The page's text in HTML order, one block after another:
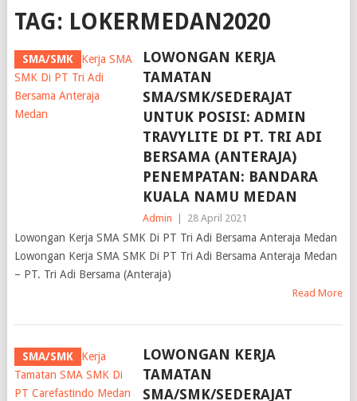
TAG: LOKERMEDAN2020
SMA/SMK
LOWONGAN KERJA
TAMATAN
SMA/SMK/SEDERAJAT
UNTUK POSISI: ADMIN
TRAVYLITE DI PT. TRI ADI
BERSAMA (ANTERAJA)
PENEMPATAN: BANDARA
KUALA NAMU MEDAN
Admin 28 April 2021
Lowongan Kerja SMA SMK Di PT Tri Adi Bersama Anteraja Medan
Lowongan Kerja SMA SMK Di PT Tri Adi Bersama Anteraja Medan
– PT. Tri Adi Bersama (Anteraja)
Read More
SMA/SMK
LOWONGAN KERJA
TAMATAN
SMA/SMK/SEDERAJAT